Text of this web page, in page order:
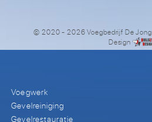
© 2020 - 2026 Voegbedrijf De Jong
Design
Voegwerk
Gevelreiniging
Gevelrestauratie